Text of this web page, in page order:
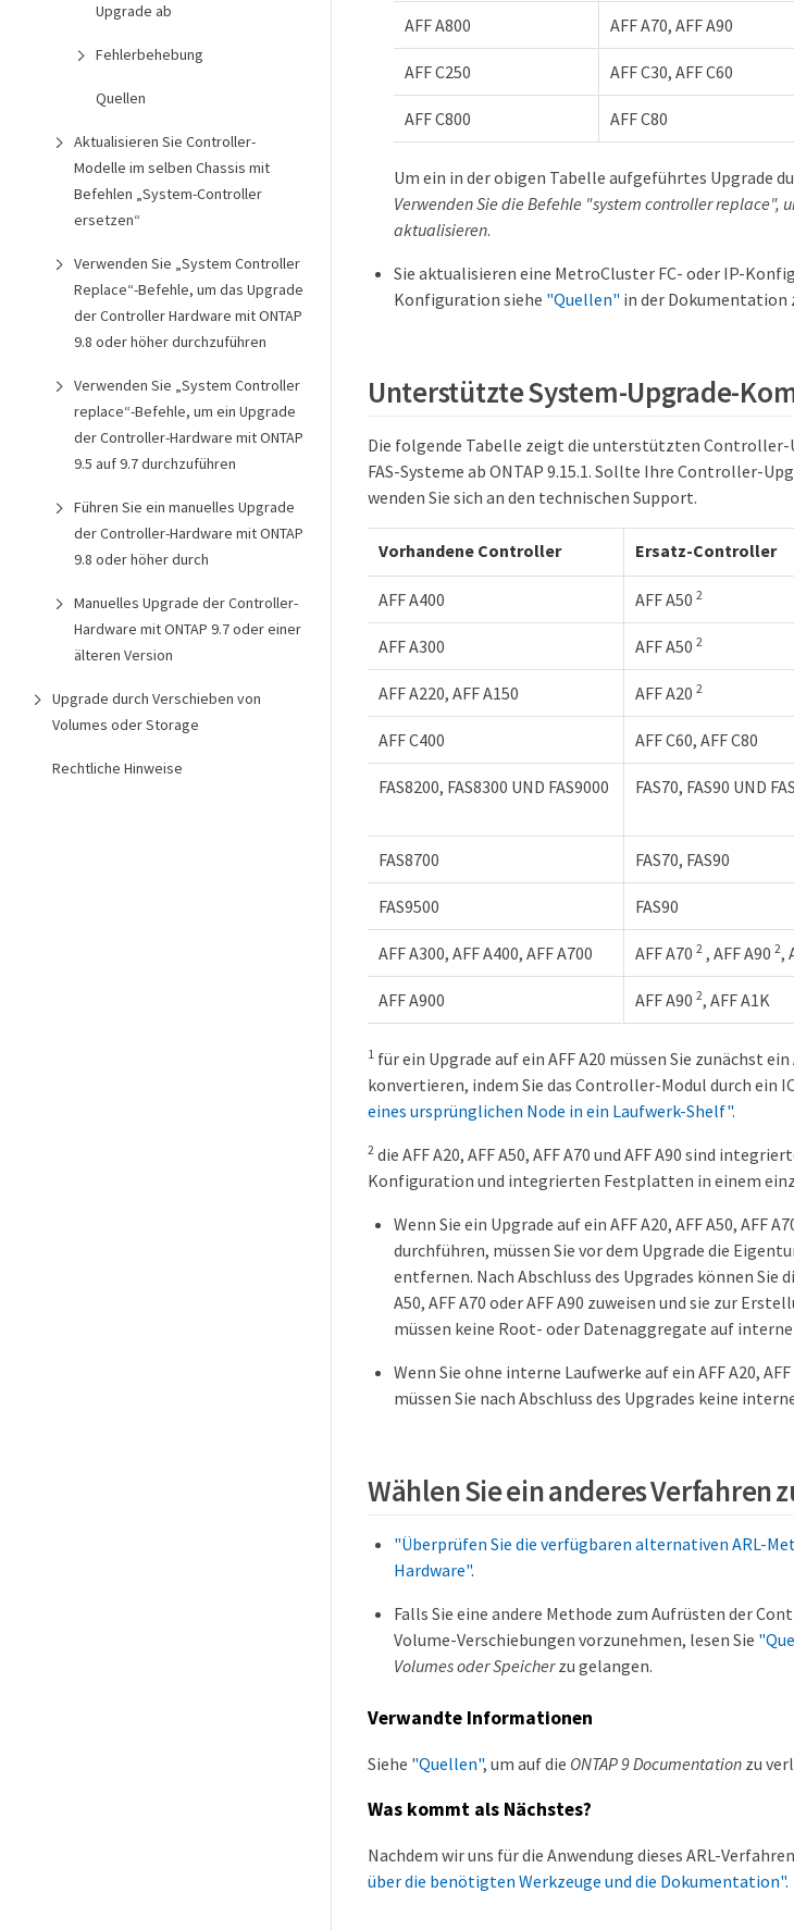
Upgrade ab
Fehlerbehebung
Quellen
Aktualisieren Sie Controller-
Modelle im selben Chassis mit
Befehlen „System-Controller
ersetzen“
Verwenden Sie „System Controller
Replace“-Befehle, um das Upgrade
der Controller Hardware mit ONTAP
9.8 oder höher durchzuführen
Verwenden Sie „System Controller
replace“-Befehle, um ein Upgrade
der Controller-Hardware mit ONTAP
9.5 auf 9.7 durchzuführen
Führen Sie ein manuelles Upgrade
der Controller-Hardware mit ONTAP
9.8 oder höher durch
Manuelles Upgrade der Controller-
Hardware mit ONTAP 9.7 oder einer
älteren Version
Upgrade durch Verschieben von
Volumes oder Storage
Rechtliche Hinweise
AFF A800 AFF A70, AFF A90
AFF C250 AFF C30, AFF C60
AFF C800 AFF C80
Um ein in der obigen Tabelle aufgeführtes Upgrade
Verwenden Sie die Befehle "system controller replace",
aktualisieren.
Sie aktualisieren eine MetroCluster FC- oder IP-
Konfiguration siehe "Quellen" in der Dokumentation
Unterstützte System-Upgrade-
Die folgende Tabelle zeigt die unterstützten Controller-
FAS-Systeme ab ONTAP 9.15.1. Sollte Ihre Controller-
wenden Sie sich an den technischen Support.
Vorhandene Controller Ersatz-Controller
AFF A400 AFF A50 2
AFF A300 AFF A50 2
AFF A220, AFF A150 AFF A20 2
AFF C400 AFF C60, AFF C80
FAS8200, FAS8300 UND FAS9000 FAS70, FAS90 UND
FAS8700 FAS70, FAS90
FAS9500 FAS90
AFF A300, AFF A400, AFF A700 AFF A70 2 , AFF A90 2,
AFF A900 AFF A90 2, AFF A1K
1 für ein Upgrade auf ein AFF A20 müssen Sie zunächst ein
konvertieren, indem Sie das Controller-Modul durch ein
eines ursprünglichen Node in ein Laufwerk-Shelf".
2 die AFF A20, AFF A50, AFF A70 und AFF A90 sind
Konfiguration und integrierten Festplatten in einem
Wenn Sie ein Upgrade auf ein AFF A20, AFF A50, AFF
durchführen, müssen Sie vor dem Upgrade die
entfernen. Nach Abschluss des Upgrades können Sie
A50, AFF A70 oder AFF A90 zuweisen und sie zur
müssen keine Root- oder Datenaggregate auf
Wenn Sie ohne interne Laufwerke auf ein AFF A20,
müssen Sie nach Abschluss des Upgrades keine
Wählen Sie ein anderes Verfahren
"Überprüfen Sie die verfügbaren alternativen ARL-
Hardware".
Falls Sie eine andere Methode zum Aufrüsten der
Volume-Verschiebungen vorzunehmen, lesen Sie
Volumes oder Speicherzu gelangen.
Verwandte Informationen
Siehe "Quellen", um auf die ONTAP 9 Documentation zu
Was kommt als Nächstes?
Nachdem wir uns für die Anwendung dieses ARL-
über die benötigten Werkzeuge und die Dokumentation".